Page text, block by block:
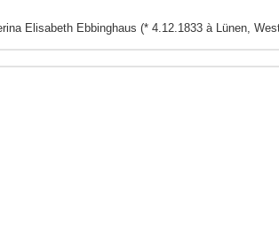
Elisabeth Ebbinghaus (* 4.12.1833 à Lünen,